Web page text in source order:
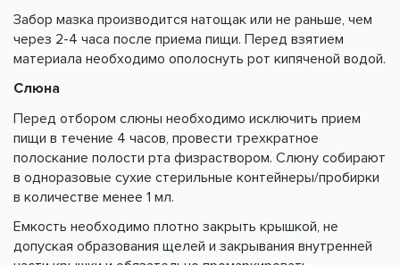
Забор мазка производится натощак или не раньше, чем
через 2-4 часа после приема пищи. Перед взятием
материала необходимо ополоснуть рот кипяченой водой.
Слюна
Перед отбором слюны необходимо исключить прием
пищи в течение 4 часов, провести трехкратное
полоскание полости рта физраствором. Слюну собирают
в одноразовые сухие стерильные контейнеры/пробирки
в количестве менее 1 мл.
Емкость необходимо плотно закрыть крышкой, не
допуская образования щелей и закрывания внутренней